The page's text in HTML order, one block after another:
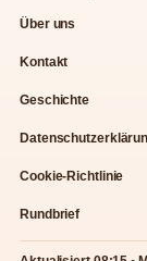
Über uns
Kontakt
Geschichte
Cookie-Richtlinie
Rundbrief